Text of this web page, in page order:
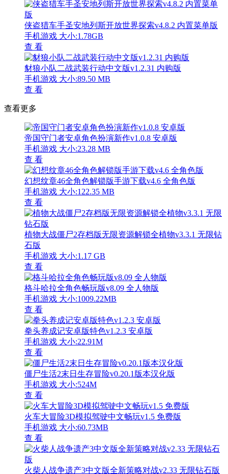
侠盗猎车手圣安地列斯开放世界探索v4.8.2 内置菜单版
手机游戏 大小:1.78GB
查 看
豺狼小队二战武装行动中文版v1.2.31 内购版
手机游戏 大小:89.50 MB
查 看
查看更多
帝国守门者安卓角色扮演新作v1.0.8 安卓版
手机游戏 大小:23.28 MB
查 看
幻想纹章46全角色解锁版手游下载v4.6 全角色版
手机游戏 大小:122.35 MB
查 看
植物大战僵尸2存档版无限资源解锁全植物v3.3.1 无限钻
石版
手机游戏 大小:1.17 GB
查 看
格斗哈拉全角色畅玩版v8.09 全人物版
手机游戏 大小:1009.22MB
查 看
拳头养成记安卓版特色v1.2.3 安卓版
手机游戏 大小:22.91M
查 看
僵尸生活2末日生存冒险v0.20.1版本汉化版
手机游戏 大小:524M
查 看
火车大冒险3D模拟驾驶中文畅玩v1.5 免费版
手机游戏 大小:60.73MB
查 看
火柴人战争遗产3中文版全新策略对战v2.33 无限钻石版